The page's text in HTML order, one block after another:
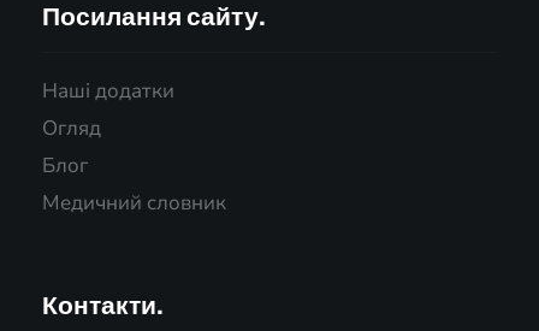
Посилання сайту.
Наші додатки
Огляд
Блог
Медичний словник
Контакти.